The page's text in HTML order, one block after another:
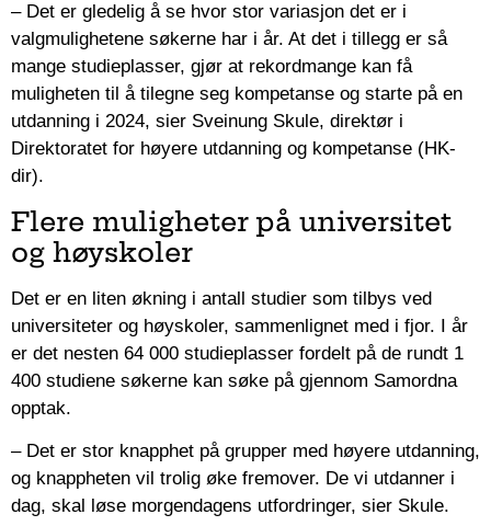
– Det er gledelig å se hvor stor variasjon det er i
valgmulighetene søkerne har i år. At det i tillegg er så
mange studieplasser, gjør at rekordmange kan få
muligheten til å tilegne seg kompetanse og starte på en
utdanning i 2024, sier Sveinung Skule, direktør i
Direktoratet for høyere utdanning og kompetanse (HK-
dir).
Flere muligheter på universitet
og høyskoler
Det er en liten økning i antall studier som tilbys ved
universiteter og høyskoler, sammenlignet med i fjor. I år
er det nesten 64 000 studieplasser fordelt på de rundt 1
400 studiene søkerne kan søke på gjennom Samordna
opptak.
– Det er stor knapphet på grupper med høyere utdanning,
og knappheten vil trolig øke fremover. De vi utdanner i
dag, skal løse morgendagens utfordringer, sier Skule.